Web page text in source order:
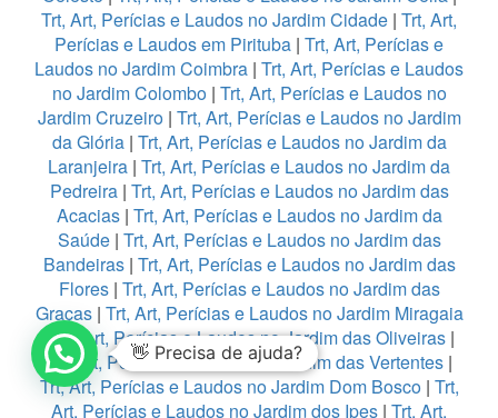
Trt, Art, Perícias e Laudos no Jardim Cidade | Trt, Art,
Perícias e Laudos em Pirituba | Trt, Art, Perícias e
Laudos no Jardim Coimbra | Trt, Art, Perícias e Laudos
no Jardim Colombo| Trt, Art, Perícias e Laudos no
Jardim Cruzeiro| Trt, Art, Perícias e Laudos no Jardim
da Glória| Trt, Art, Perícias e Laudos no Jardim da
Laranjeira | Trt, Art, Perícias e Laudos no Jardim da
Pedreira| Trt, Art, Perícias e Laudos no Jardim das
Acacias| Trt, Art, Perícias e Laudos no Jardim da
Saúde| Trt, Art, Perícias e Laudos no Jardim das
Bandeiras| Trt, Art, Perícias e Laudos no Jardim das
Flores| Trt, Art, Perícias e Laudos no Jardim das
Graças| Trt, Art, Perícias e Laudos no Jardim Miragaia
|Trt, Art, Perícias e Laudos no Jardim das Oliveiras|
Trt, Art, Perícias e Laudos no Jardim das Vertentes|
Trt, Art, Perícias e Laudos no Jardim Dom Bosco| Trt,
Art, Perícias e Laudos no Jardim dos Ipes | Trt, Art,
👋 Precisa de ajuda?